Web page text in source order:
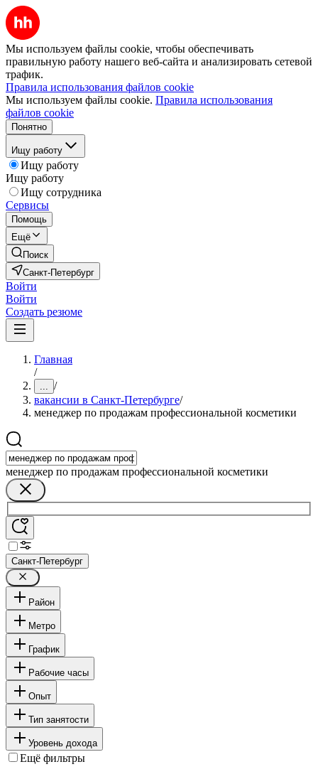
Мы используем файлы cookie, чтобы обеспечивать
правильную работу нашего веб-сайта и анализировать сетевой
трафик.
Правила использования файлов cookie
Мы используем файлы cookie. Правила использования
файлов cookie
Понятно
Ищу работу
Ищу работу
Ищу работу
Ищу сотрудника
Сервисы
Помощь
Ещё
Поиск
Санкт-Петербург
Войти
Войти
Создать резюме
Главная
/
... /
вакансии в Санкт-Петербурге/
менеджер по продажам профессиональной косметики
менеджер по продажам профессиональной косметики
Санкт-Петербург
Район
Метро
График
Рабочие часы
Опыт
Тип занятости
Уровень дохода
Ещё фильтры